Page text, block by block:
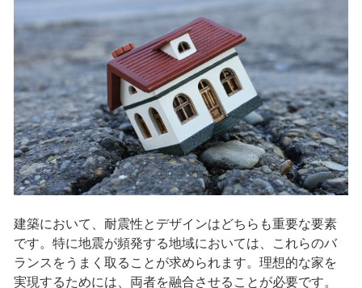
建築において、耐震性とデザインはどちらも重要な要素
です。特に地震が頻発する地域においては、これらのバ
ランスをうまく取ることが求められます。理想的な家を
実現するためには、両者を融合させることが必要です。